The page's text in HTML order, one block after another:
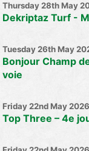
Thursday 28th May
Dekriptaz Turf -
Tuesday 26th May
Bonjour Champ
voie
Friday 22nd May 2026
Top Three – 4e